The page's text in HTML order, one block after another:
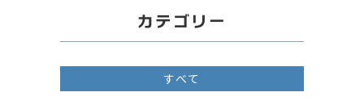
カテゴリー
すべて